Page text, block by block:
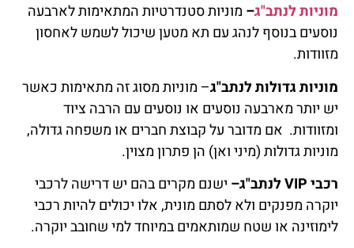
מוניות לנתב"ג– מוניות סטנדרטיות המתאימות לארבעה
נוסעים בנוסף לנהג עם תא מטען שיכול לשמש לאחסון
מזוודות.
מוניות גדולות לנתב"ג– מוניות מסוג זה מתאימות כאשר
יש יותר מארבעה נוסעים או נוסעים עם הרבה ציוד
ומזוודות. אם מדובר על קבוצת חברים או משפחה גדולה,
מוניות גדולות (מיני ואן) הן פתרון מצוין.
רכבי VIP לנתב"ג–
ישנם מקרים בהם יש דרישה לרכבי
יוקרה מפנקים ולא לסתם מונית, אלו יכולים להיות רכבי
לימוזינה או שטח שמותאמים במיוחד למי שחובב יוקרה.